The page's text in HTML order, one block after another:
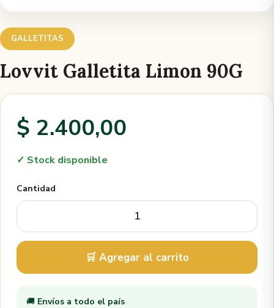
GALLETITAS
Lovvit Galletita Limon 90G
$ 2.400,00
✓ Stock disponible
Cantidad
🛒 Agregar al carrito
🚚 Envíos a todo el país